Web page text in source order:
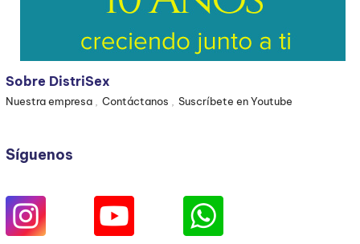
Sobre DistriSex
Nuestra empresa Contáctanos Suscríbete en Youtube
Síguenos